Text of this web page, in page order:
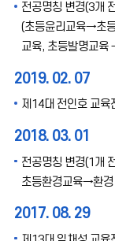
전공명칭 변경(3개
(초등윤리교육→초
교육, 초등발명교육
2019. 02. 07
제14대 전인호 교육
2018. 03. 01
전공명칭 변경(1개
초등환경교육→환
2017. 08. 29